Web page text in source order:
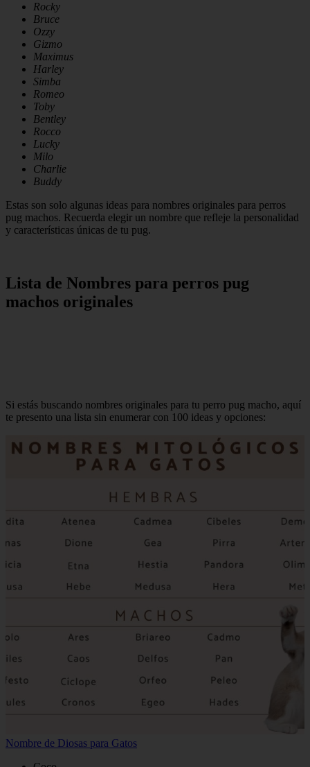
Rocky
Bruce
Ozzy
Gizmo
Maximus
Harley
Simba
Romeo
Toby
Bentley
Rocco
Lucky
Milo
Charlie
Buddy
Estas son solo algunas ideas para nombres originales para perros
pug machos. Recuerda elegir un nombre que refleje la personalidad
y características únicas de tu pug.
Lista de Nombres para perros pug
machos originales
Si estás buscando nombres originales para tu perro pug macho, aquí
te presento una lista sin enumerar con 100 ideas y opciones:
Nombre de Diosas para Gatos